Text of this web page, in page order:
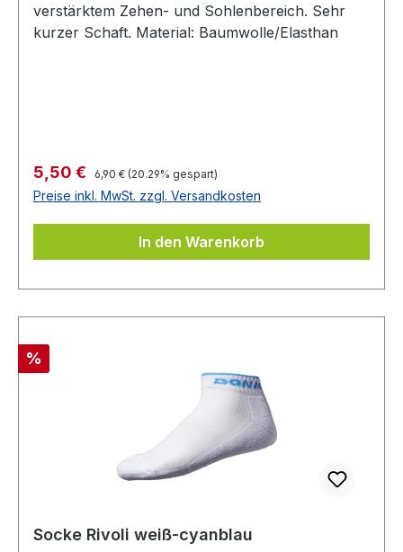
verstärktem Zehen- und Sohlenbereich. Sehr
kurzer Schaft. Material: Baumwolle/Elasthan
Verkaufspreis:
5,50 € Regulärer Preis:
6,90 € (20.29% gespart)
Preise inkl. MwSt. zzgl. Versandkosten
In den Warenkorb
Rabatt
%
Socke Rivoli weiß-cyanblau